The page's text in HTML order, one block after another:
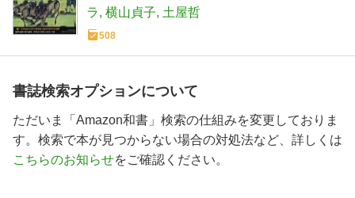
ラ 横山貞子 土屋哲
508
書誌検索オプションについて
ただいま「Amazon和書」検索の仕組みを変更しておりま
す。検索で本が見つからない場合の対処法など、詳しくは
こちらのお知らせをご確認ください。